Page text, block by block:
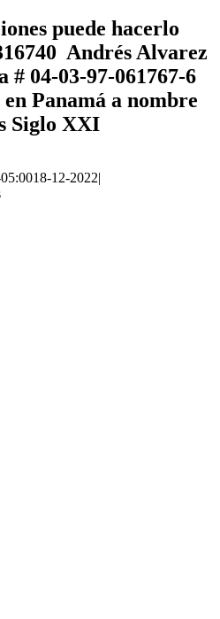
puede hacerlo
Andrés Alvarez
# 04-03-97-061767-6
Panamá a nombre
Siglo XXI
18-12-2022|